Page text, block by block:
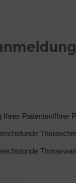
Patienten/Ihrer